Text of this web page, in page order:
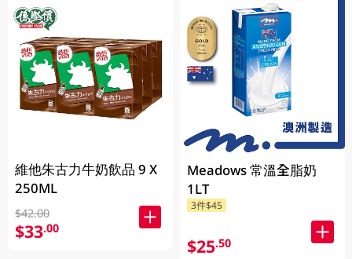
維他朱古力牛奶飲品 9 X
250ML
$42.00
$33.00
Meadows 常溫全脂奶
1LT
3件$45
$25.50